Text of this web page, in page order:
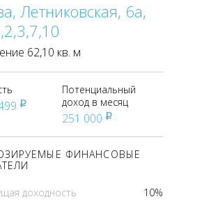
Летниковская, 6а,
62,10 кв. м
pуб
Потенциальный
доход в месяц
251 000 pуб
ФИНАНСОВЫЕ
доходность 10%